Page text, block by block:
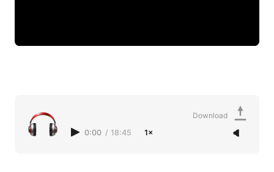
0:00 / 18:45 1×
Download